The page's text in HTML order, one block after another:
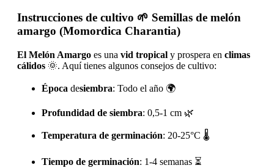
Instrucciones de cultivo 🌱 Semillas de melón
amargo (Momordica Charantia)
El Melón Amargo es una vid tropical y prospera en climas
cálidos 🌞. Aquí tienes algunos consejos de cultivo:
Época desiembra: Todo el año 🌍
Profundidad de siembra: 0,5-1 cm 🌿
Temperatura de germinación: 20-25°C 🌡️
Tiempo de germinación: 1-4 semanas ⏳